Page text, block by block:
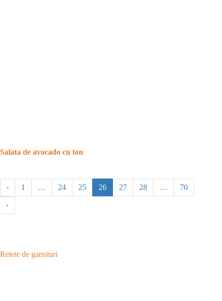
Salata de avocado cu ton
‹ 1 … 24 25 26 27 28 … 70
›
Retete de garnituri